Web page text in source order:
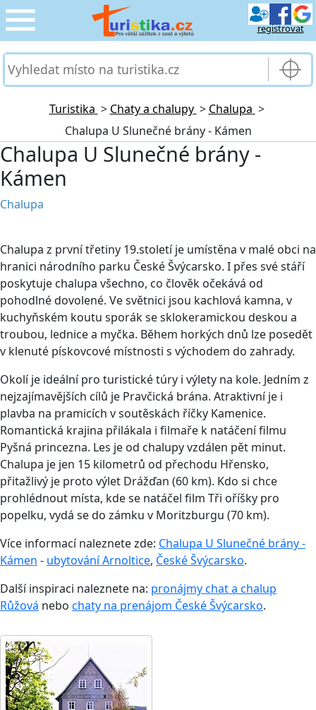
registrovat
CESTOVÁNÍ
PRO TURISTY ›
MOJE TURISTIKA
Turistika > Chaty a chalupy > Chalupa >
Chalupa U Slunečné brány - Kámen
Chalupa U Slunečné brány -
Kámen
Chalupa
Chalupa z první třetiny 19.století je umístěna v malé obci na
hranici národního parku České Švýcarsko. I přes své stáří
poskytuje chalupa všechno, co člověk očekává od
pohodlné dovolené. Ve světnici jsou kachlová kamna, v
kuchyňském koutu sporák se sklokeramickou deskou a
troubou, lednice a myčka. Během horkých dnů lze posedět
v klenuté pískovcové místnosti s východem do zahrady.
Okolí je ideální pro turistické túry i výlety na kole. Jedním z
nejzajímavějších cílů je Pravčická brána. Atraktivní je i
plavba na pramicích v soutěskách říčky Kamenice.
Romantická krajina přilákala i filmaře k natáčení filmu
Pyšná princezna. Les je od chalupy vzdálen pět minut.
Chalupa je jen 15 kilometrů od přechodu Hřensko,
přitažlivý je proto výlet Drážďan (60 km). Kdo si chce
prohlédnout místa, kde se natáčel film Tři oříšky pro
popelku, vydá se do zámku v Moritzburgu (70 km).
Více informací naleznete zde: Chalupa U Slunečné brány -
Kámen - ubytování Arnoltice, České Švýcarsko.
Další inspiraci naleznete na: pronájmy chat a chalup
Růžová nebo chaty na prenájom České Švýcarsko.